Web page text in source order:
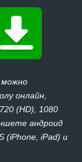
можно
онлайн,
(HD), 1080
андроид
(iPhone, iPad) и